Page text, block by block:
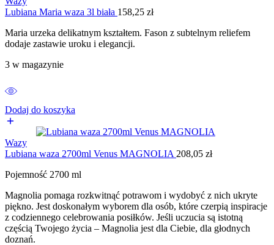
Lubiana Maria waza 3l biała 158,25 zł
Maria urzeka delikatnym kształtem. Fason z subtelnym reliefem
dodaje zastawie uroku i elegancji.
3 w magazynie
Dodaj do koszyka
Wazy
Lubiana waza 2700ml Venus MAGNOLIA 208,05 zł
Pojemność 2700 ml
Magnolia pomaga rozkwitnąć potrawom i wydobyć z nich ukryte
piękno. Jest doskonałym wyborem dla osób, które czerpią inspiracje
z codziennego celebrowania posiłków. Jeśli uczucia są istotną
częścią Twojego życia – Magnolia jest dla Ciebie, dla głodnych
doznań.